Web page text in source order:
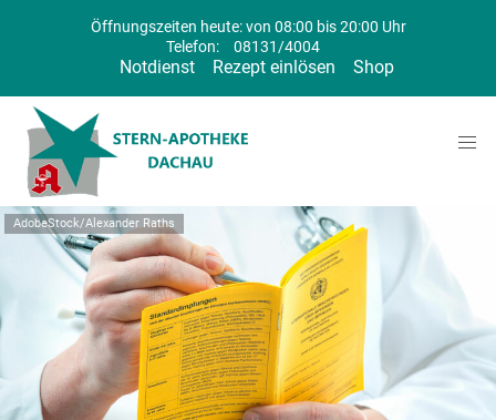
Öffnungszeiten heute: von 08:00 bis 20:00 Uhr
Telefon:
08131/4004
Notdienst Rezept einlösen Shop
AdobeStock/Alexander Raths